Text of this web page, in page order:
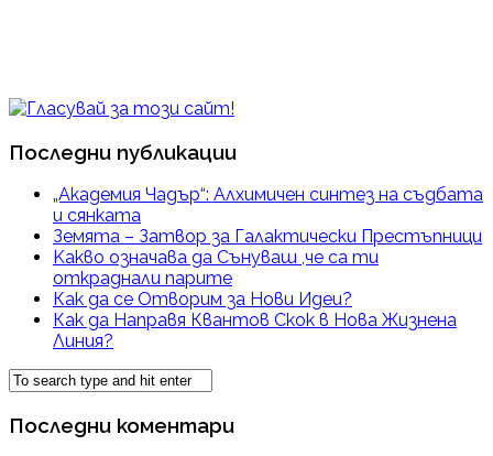
Последни публикации
„Академия Чадър“: Алхимичен синтез на съдбата
и сянката
Земята – Затвор за Галактически Престъпници
Kакво означава да Сънуваш ,че са ти
откраднали парите
Как да се Отворим за Нови Идеи?
Как да Направя Квантов Скок в Нова Жизнена
Линия?
Последни коментари